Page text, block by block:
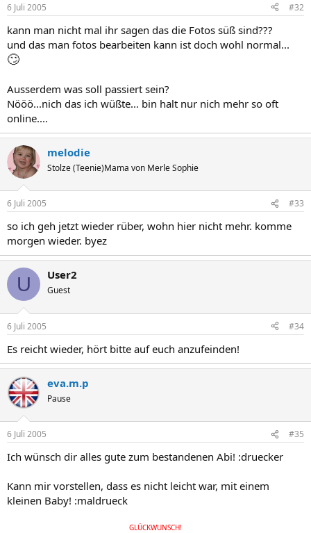
6 Juli 2005 #32
kann man nicht mal ihr sagen das die Fotos süß sind???
und das man fotos bearbeiten kann ist doch wohl normal...
🙄
Ausserdem was soll passiert sein?
Nööö...nich das ich wüßte... bin halt nur nich mehr so oft
online....
melodie
Stolze (Teenie)Mama von Merle Sophie
6 Juli 2005 #33
so ich geh jetzt wieder rüber, wohn hier nicht mehr. komme
morgen wieder. byez
U User2
Guest
6 Juli 2005 #34
Es reicht wieder, hört bitte auf euch anzufeinden!
eva.m.p
Pause
6 Juli 2005 #35
Ich wünsch dir alles gute zum bestandenen Abi! :druecker
Kann mir vorstellen, dass es nicht leicht war, mit einem
kleinen Baby! :maldrueck
GLÜCKWUNSCH!​